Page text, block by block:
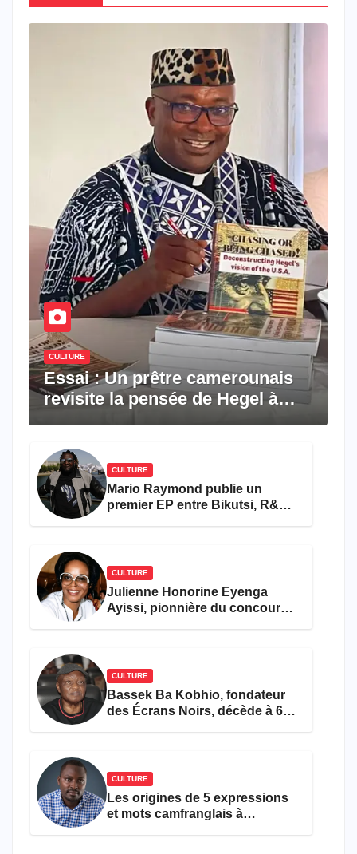
CULTURE
Essai : Un prêtre camerounais
revisite la pensée de Hegel à
CULTURE
Mario Raymond publie un
premier EP entre Bikutsi, R&B
CULTURE
Julienne Honorine Eyenga
Ayissi, pionnière du concours
CULTURE
Bassek Ba Kobhio, fondateur
des Écrans Noirs, décède à 69
CULTURE
Les origines de 5 expressions
et mots camfranglais à